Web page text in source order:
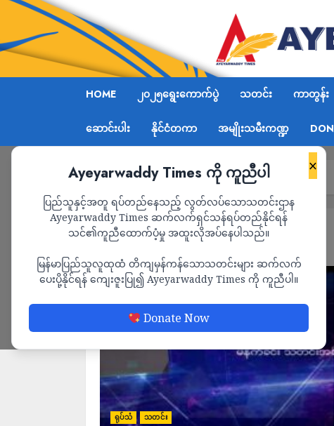
HOME ၂၀၂၅ရွေးကောက်ပွဲ သတင်း ကာတွန်း
ဆောင်းပါး နိုင်ငံတကာ အမျိုးသမီးကဏ္ဍ
×
Ayeyarwaddy Times ကို ကူညီပါ
ပြည်သူနှင့်အတူ ရပ်တည်နေသည့် လွတ်လပ်သောသတင်းဌာန
Ayeyarwaddy Times ဆက်လက်ရှင်သန်ရပ်တည်နိုင်ရန်
သင်၏ကူညီထောက်ပံ့မှု အထူးလိုအပ်နေပါသည်။
မြန်မာပြည်သူလူထုထံ တိကျမှန်ကန်သောသတင်းများ ဆက်လက်
ပေးပို့နိုင်ရန် ကျေးဇူးပြု၍ Ayeyarwaddy Times ကို ကူညီပါ။
Donate Now
Home သတင်း Page 1,635
သတင်း
ရုပ်သံ သတင်း